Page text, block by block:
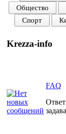
Общество
Спорт
Krezza-info
FAQ